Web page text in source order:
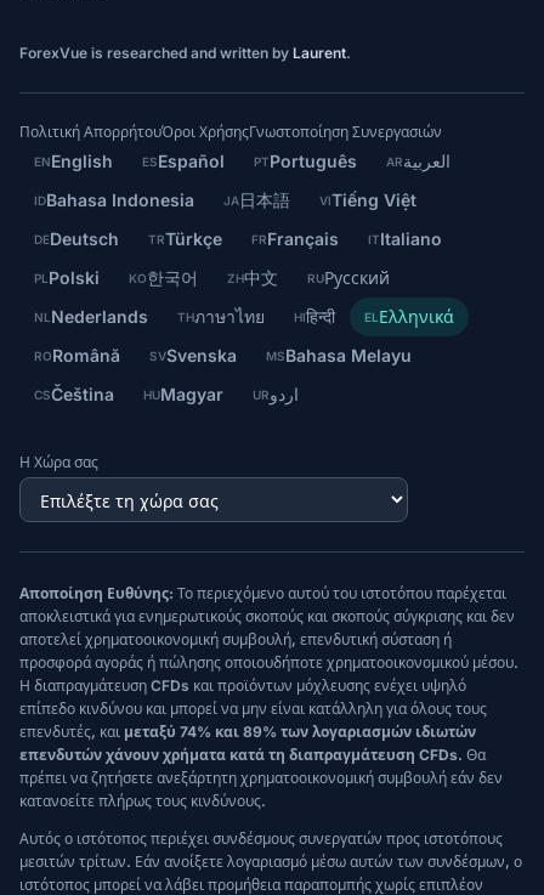
ForexVue is researched and written by Laurent.
Πολιτική ΑπορρήτουΌροι ΧρήσηςΓνωστοποίηση Συνεργασιών
ENEnglish ESEspañol PTPortuguês ARالعربية
IDBahasa Indonesia JA日本語 VITiếng Việt
DEDeutsch TRTürkçe FRFrançais ITItaliano
PL Polski KO한국어 ZH中文 RUРусский
NL Nederlands THภาษาไทย HIहिन्दी EL Ελληνικά
RORomână SVSvenska MSBahasa Melayu
CSČeština HUMagyar URاردو
Η Χώρα σας
Αποποίηση Ευθύνης: Το περιεχόμενο αυτού του ιστοτόπου παρέχεται
αποκλειστικά για ενημερωτικούς σκοπούς και σκοπούς σύγκρισης και δεν
αποτελεί χρηματοοικονομική συμβουλή, επενδυτική σύσταση ή
προσφορά αγοράς ή πώλησης οποιουδήποτε χρηματοοικονομικού μέσου.
Η διαπραγμάτευση CFDs και προϊόντων μόχλευσης ενέχει υψηλό
επίπεδο κινδύνου και μπορεί να μην είναι κατάλληλη για όλους τους
επενδυτές, και μεταξύ 74% και 89% των λογαριασμών ιδιωτών
επενδυτών χάνουν χρήματα κατά τη διαπραγμάτευση CFDs. Θα
πρέπει να ζητήσετε ανεξάρτητη χρηματοοικονομική συμβουλή εάν δεν
κατανοείτε πλήρως τους κινδύνους.
Αυτός ο ιστότοπος περιέχει συνδέσμους συνεργατών προς ιστοτόπους
μεσιτών τρίτων. Εάν ανοίξετε λογαριασμό μέσω αυτών των συνδέσμων, ο
ιστότοπος μπορεί να λάβει προμήθεια παραπομπής χωρίς επιπλέον